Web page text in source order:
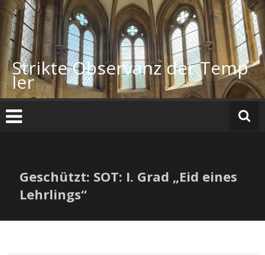
Zum
Inhalt
springen
Strikte Observanz der Temp
ler
Geschützt: SOT: I. Grad „Eid eines
Lehrlings“